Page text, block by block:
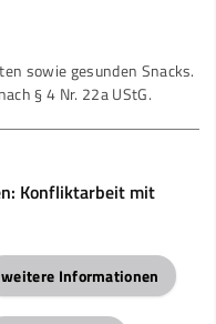
sowie gesunden Snacks.
§ 4 Nr. 22a UStG.
Konfliktarbeit mit
weitere Informationen